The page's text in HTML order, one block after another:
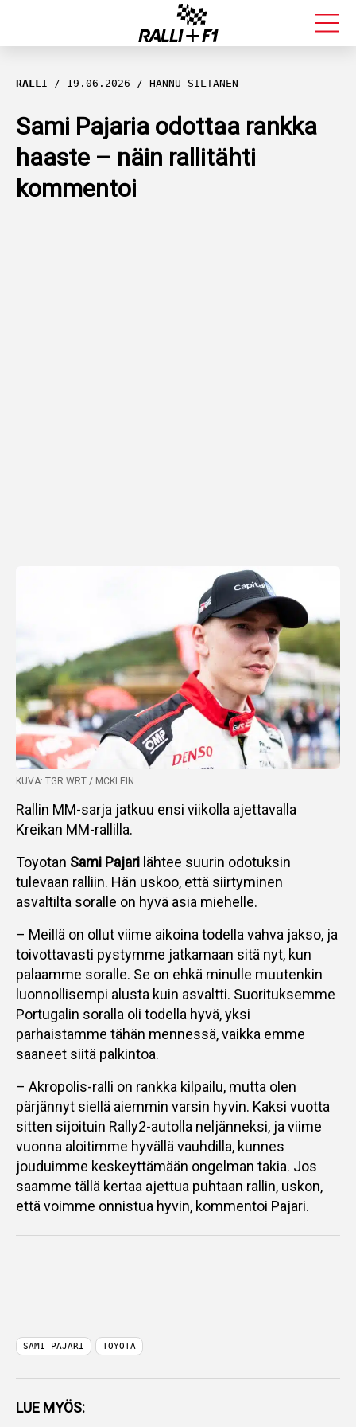
FORMULA 1
RALLI
KALLE ROVANPERÄ
VALTTERI BOTTAS
RALLI 19.06.2026 HANNU SILTANEN
Sami Pajaria odottaa rankka
haaste – näin rallitähti
kommentoi
KUVA: TGR WRT / MCKLEIN
Rallin MM-sarja jatkuu ensi viikolla ajettavalla
Kreikan MM-rallilla.
Toyotan Sami Pajari lähtee suurin odotuksin
tulevaan ralliin. Hän uskoo, että siirtyminen
asvaltilta soralle on hyvä asia miehelle.
– Meillä on ollut viime aikoina todella vahva jakso, ja
toivottavasti pystymme jatkamaan sitä nyt, kun
palaamme soralle. Se on ehkä minulle muutenkin
luonnollisempi alusta kuin asvaltti. Suorituksemme
Portugalin soralla oli todella hyvä, yksi
parhaistamme tähän mennessä, vaikka emme
saaneet siitä palkintoa.
– Akropolis-ralli on rankka kilpailu, mutta olen
pärjännyt siellä aiemmin varsin hyvin. Kaksi vuotta
sitten sijoituin Rally2-autolla neljänneksi, ja viime
vuonna aloitimme hyvällä vauhdilla, kunnes
jouduimme keskeyttämään ongelman takia. Jos
saamme tällä kertaa ajettua puhtaan rallin, uskon,
että voimme onnistua hyvin, kommentoi Pajari.
SAMI PAJARI TOYOTA
LUE MYÖS: